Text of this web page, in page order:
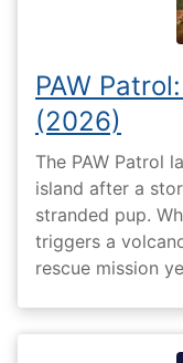
PAW
(2026)
The PAW Patrol
island after a
stranded pup.
triggers a
rescue mission